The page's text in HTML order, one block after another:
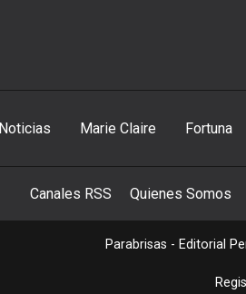
Noticias Marie Claire Fortuna
Canales RSS Quienes Somos
Parabrisas - Editorial